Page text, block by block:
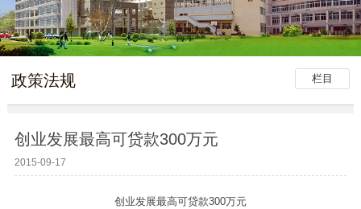
栏目
政策法规
创业发展最高可贷款300万元
2015-09-17
创业发展最高可贷款300万元